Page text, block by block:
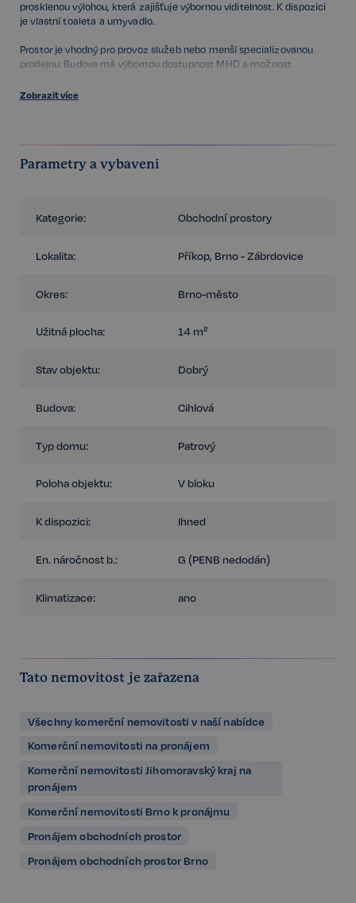
prosklenou výlohou, která zajišťuje výbornou viditelnost. K dispozici
je vlastní toaleta a umyvadlo.
Prostor je vhodný pro provoz služeb nebo menší specializovanou
prodejnu. Budova má výbornou dostupnost MHD a možnost
Pro více informací kontaktujte uvedeného makléře.
Zobrazit více
Parametry a vybavení
Kategorie: Obchodní prostory
Lokalita: Příkop, Brno - Zábrdovice
Okres: Brno-město
Užitná plocha: 14 m²
Stav objektu: Dobrý
Budova: Cihlová
Typ domu: Patrový
Poloha objektu: V bloku
K dispozici: Ihned
En. náročnost b.: G (PENB nedodán)
Klimatizace: ano
Tato nemovitost je zařazena
Všechny komerční nemovitosti v naší nabídce
Komerční nemovitosti na pronájem
Komerční nemovitosti Jihomoravský kraj na
pronájem
Komerční nemovitosti Brno k pronájmu
Pronájem obchodních prostor
Pronájem obchodních prostor Brno